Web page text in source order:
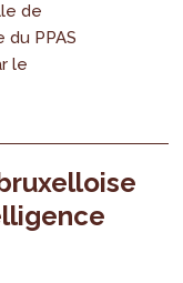
de
PPAS
le